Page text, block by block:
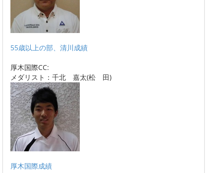
55歳以上の部、清川成績
厚木国際CC:
メダリスト：千北 嘉太(松 田)
厚木国際成績